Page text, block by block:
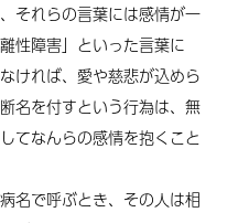
それらの言葉には感情が一
性障害」といった言葉に
ければ、愛や慈悲が込めら
名を付すという行為は、無
てなんらの感情を抱くこと
名で呼ぶとき、その人は相